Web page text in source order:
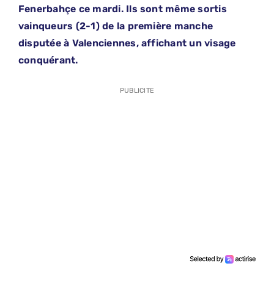
Fenerbahçe ce mardi. Ils sont même sortis
vainqueurs (2-1) de la première manche
disputée à Valenciennes, affichant un visage
conquérant.
PUBLICITE